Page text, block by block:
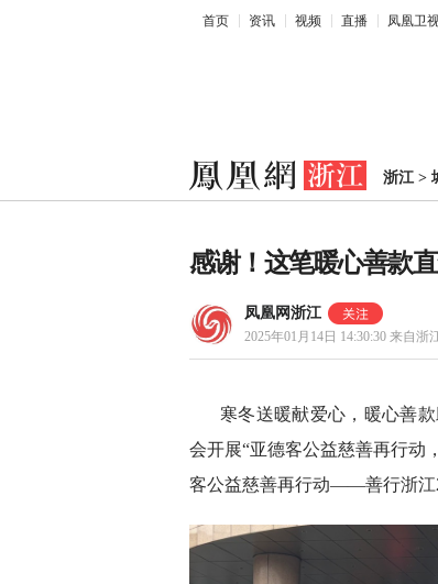
首页 资讯 视频 直播 凤凰卫
浙江>
感谢！这笔暖心善款
凤凰网浙江
2025年01月14日 14:30:30 来自浙
寒冬送暖献爱心，暖心善
会开展“亚德客公益慈善再行动
客公益慈善再行动——善行浙江